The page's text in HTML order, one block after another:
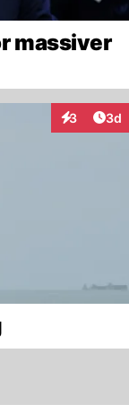
massiver
3 3d